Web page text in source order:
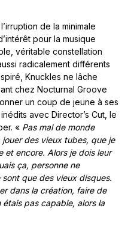
de la minimale
pour la musique
véritable constellation
radicalement différents
Knuckles ne lâche
chez Nocturnal Groove
un coup de jeune à ses
avec Director’s Cut, le
« Pas mal de monde
des vieux tubes, que je
et encore. Alors je dois leur
ça, personne ne
que des vieux disques.
dans la création, faire de
étais pas capable, alors la